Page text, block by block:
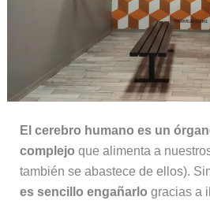
El cerebro humano es un
complejo que alimenta a
también se abastece de ellos).
es sencillo engañarlo gracias a